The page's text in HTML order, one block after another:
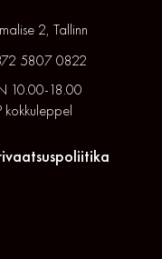
2, Tallinn
5807 0822
10.00-18.00
kokkuleppel